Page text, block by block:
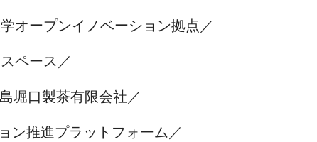
オープンイノベーション拠点
ペース
堀口製茶有限会社
ン推進プラットフォーム